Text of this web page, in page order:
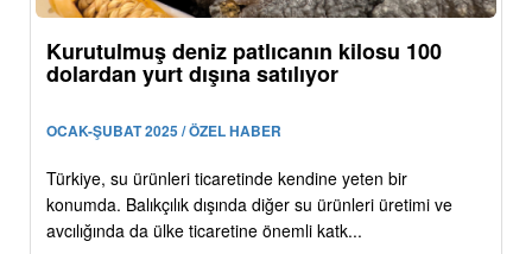
Kurutulmuş deniz patlıcanın kilosu 100
dolardan yurt dışına satılıyor
OCAK-ŞUBAT 2025 / ÖZEL HABER
Türkiye, su ürünleri ticaretinde kendine yeten bir
konumda. Balıkçılık dışında diğer su ürünleri üretimi ve
avcılığında da ülke ticaretine önemli katk...